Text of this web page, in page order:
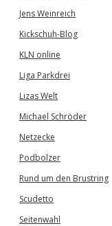
Jens Weinreich
Kickschuh-Blog
KLN online
Liga Parkdrei
Lizas Welt
Michael Schröder
Netzecke
Podbolzer
Rund um den Brustring
Scudetto
Seitenwahl